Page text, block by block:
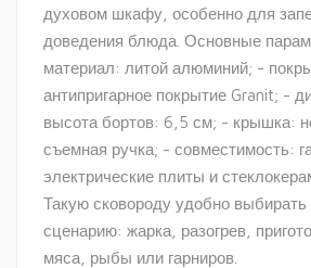
духовом шкафу, особенно для
доведения блюда. Основные
материал: литой алюминий; -
антипригарное покрытие Granit; -
высота бортов: 6,5 см; - крышка:
съемная ручка; - совместимость:
электрические плиты и
Такую сковороду удобно выбирать
сценарию: жарка, разогрев,
мяса, рыбы или гарниров.